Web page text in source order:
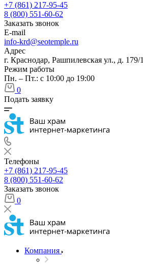
+7 (861) 217-95-45
8 (800) 551-60-62
Заказать звонок
E-mail
info-krd@seotemple.ru
Адрес
г. Краснодар, Рашпилевская ул., д. 179/1
Режим работы
Пн. – Пт.: с 10:00 до 19:00
0
Подать заявку
Телефоны
+7 (861) 217-95-45
8 (800) 551-60-62
Заказать звонок
0
Компания